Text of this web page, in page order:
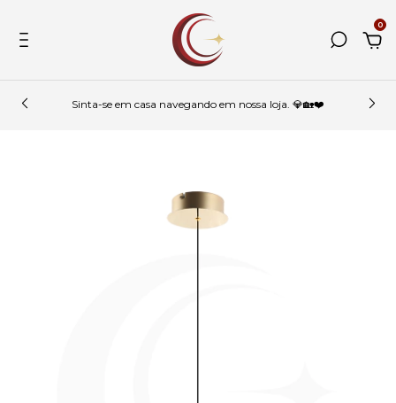
0
Sinta-se em casa navegando em nossa loja. 💎🏡❤️